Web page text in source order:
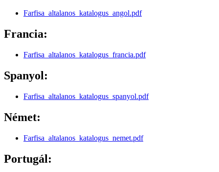
Farfisa_altalanos_katalogus_angol.pdf
Francia:
Farfisa_altalanos_katalogus_francia.pdf
Spanyol:
Farfisa_altalanos_katalogus_spanyol.pdf
Német:
Farfisa_altalanos_katalogus_nemet.pdf
Portugál: